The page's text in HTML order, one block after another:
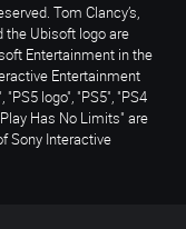
Tom Clancy’s,
the Ubisoft logo are
Entertainment in the
Entertainment
logo", "PS5", "PS4
Has No Limits" are
Sony Interactive